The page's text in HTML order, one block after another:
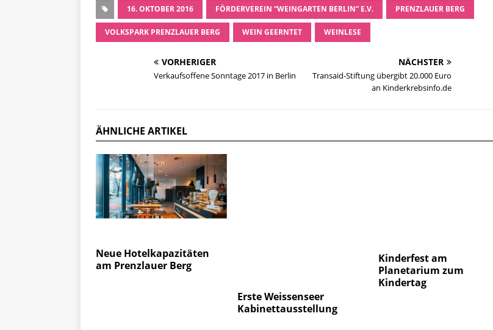
16. OKTOBER 2016 FÖRDERVEREIN “WEINGARTEN BERLIN” E.V. PRENZLAUER BERG
VOLKSPARK PRENZLAUER BERG WEIN GEERNTET WEINLESE
VORHERIGER
Verkaufsoffene Sonntage 2017 in Berlin
NÄCHSTER
Transaid-Stiftung übergibt 20.000 Euro
an Kinderkrebsinfo.de
ÄHNLICHE ARTIKEL
Neue Hotelkapazitäten
am Prenzlauer Berg
Erste Weissenseer
Kabinettausstellung
Kinderfest am
Planetarium zum
Kindertag